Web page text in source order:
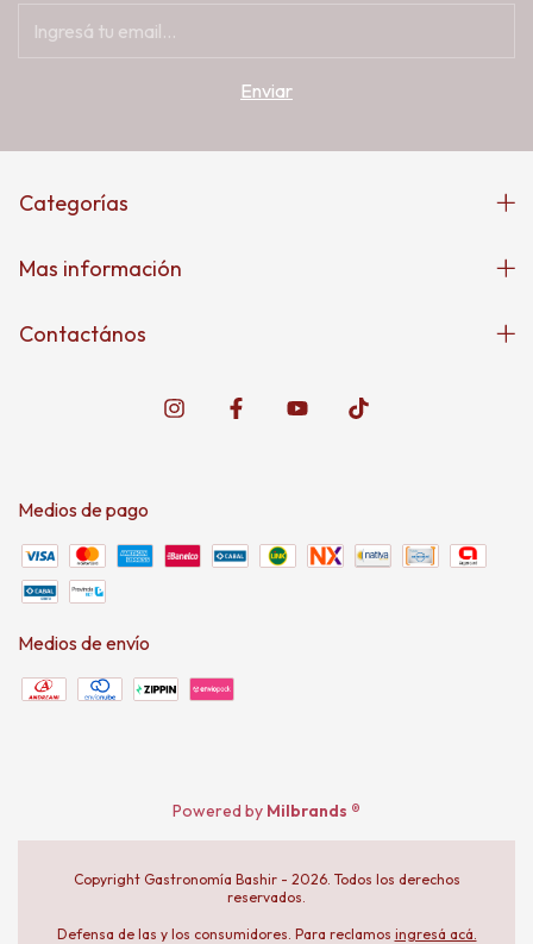
Categorías
Mas información
Contactános
Medios de pago
Medios de envío
Powered by Milbrands ®
Copyright Gastronomía Bashir - 2026. Todos los derechos
reservados.
Defensa de las y los consumidores. Para reclamos ingresá acá.